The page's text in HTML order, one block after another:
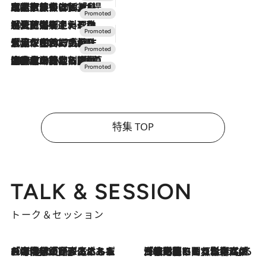
2026.7.31
【ホテル帰省】という選択肢をOMOが提案。家族とほどよい距離を保つには「昼は実家、夜は気兼ねなくホテルで！」
2026.7.24
【夏限定ディナーコース】旬を迎える稚鮎や花ズッキーニなどをイタリア・トスカーナの郷土料理の手法で満喫！
2026.7.17
「土佐和ハーブかき氷」がOMO7高知に登場！生姜、山椒、大葉など目にも舌にも涼を呼ぶ郷土の味
2026.7.10
NEW OPEN！【界 草津】名湯の地に誕生。趣の異なる2種の温泉と上州ならではの会席・蕎麦割烹など美食を味わう究極の癒やし旅
特集 TOP
TALK & SESSION
トーク＆セッション
2026.8.3
「今後値上げがあるとすれば…」「リスクがあるのは今年の冬」エネルギー専門家が語る、ホルムズ海峡封鎖が家庭にもたらす“ある心配” 2026.8.3
「住宅建てられない…」「サーチャージ料の高値が続いている」ホルムズ海峡封鎖による影響はいつまで続く？《エネルギー専門家に聞く“どうなる日本の暮らし”》